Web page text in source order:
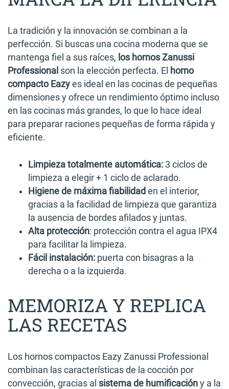
preferidas
Calendar
te permite programar el trabajo
cotidiano y recibir avisos personalizados
HP Automatic Cleaning
Conectividad disponible
La tradición y la innovación se combinan a la
perfección. Si buscas una cocina moderna que se
mantenga fiel a sus raíces, los hornos Zanussi
Professional son la elección perfecta. El horno
compacto Eazy es ideal en las cocinas de pequeñas
dimensiones y ofrece un rendimiento óptimo incluso
en las cocinas más grandes, lo que lo hace ideal
para preparar raciones pequeñas de forma rápida y
eficiente.
Limpieza totalmente automática: 3 ciclos de
limpieza a elegir + 1 ciclo de aclarado.
Higiene de máxima fiabilidad en el interior,
gracias a la facilidad de limpieza que garantiza
la ausencia de bordes afilados y juntas.
Alta protección: protección contra el agua IPX4
para facilitar la limpieza.
Fácil instalación: puerta con bisagras a la
derecha o a la izquierda.
MEMORIZA Y REPLICA
LAS RECETAS
Los hornos compactos Eazy Zanussi Professional
combinan las características de la cocción por
convección, gracias al sistema de humificación y a la